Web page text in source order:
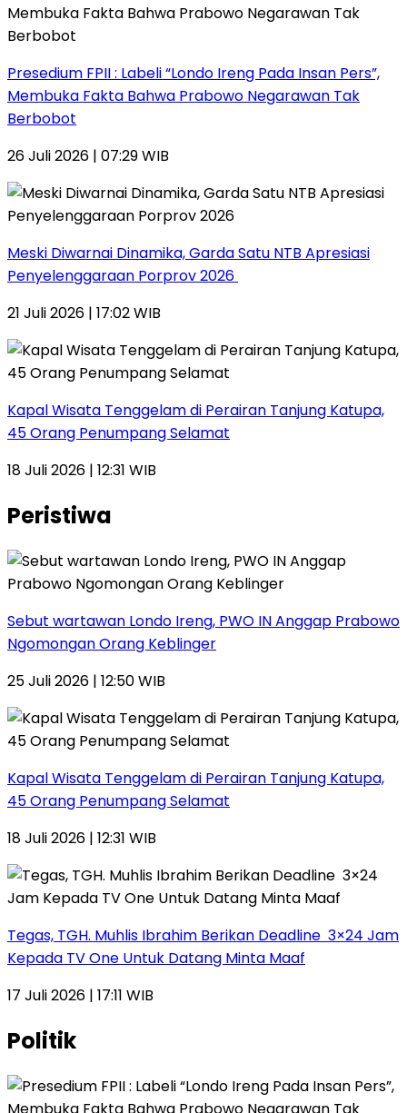
Presedium FPII : Labeli “Londo Ireng Pada Insan Pers”,
Membuka Fakta Bahwa Prabowo Negarawan Tak
Berbobot
26 Juli 2026 | 07:29 WIB
Meski Diwarnai Dinamika, Garda Satu NTB Apresiasi
Penyelenggaraan Porprov 2026 ‎
21 Juli 2026 | 17:02 WIB
Kapal Wisata Tenggelam di Perairan Tanjung Katupa,
45 Orang Penumpang Selamat
18 Juli 2026 | 12:31 WIB
Peristiwa
Sebut wartawan Londo Ireng, PWO IN Anggap Prabowo
Ngomongan Orang Keblinger
25 Juli 2026 | 12:50 WIB
Kapal Wisata Tenggelam di Perairan Tanjung Katupa,
45 Orang Penumpang Selamat
18 Juli 2026 | 12:31 WIB
Tegas, TGH. Muhlis Ibrahim Berikan Deadline 3×24 Jam
Kepada TV One Untuk Datang Minta Maaf
17 Juli 2026 | 17:11 WIB
Politik